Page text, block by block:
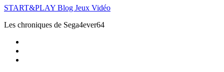
START&PLAY Blog Jeux Vidéo
Les chroniques de Sega4ever64